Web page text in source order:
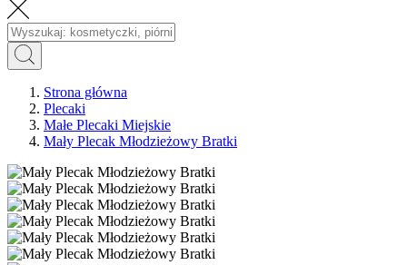
Strona główna
Plecaki
Małe Plecaki Miejskie
Mały Plecak Młodzieżowy Bratki